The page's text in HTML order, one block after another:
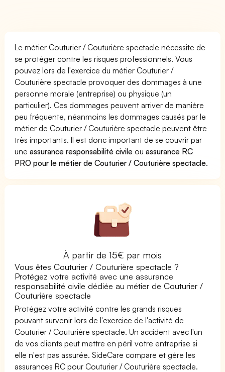
Le métier Couturier / Couturière spectacle nécessite de
se protéger contre les risques professionnels. Vous
pouvez lors de l'exercice du métier Couturier /
Couturière spectacle provoquer des dommages à une
personne morale (entreprise) ou physique (un
particulier). Ces dommages peuvent arriver de manière
peu fréquente, néanmoins les dommages causés par le
métier de Couturier / Couturière spectacle peuvent être
très importants. Il est donc important de se couvrir par
uneassurance responsabilité civile ouassurance RC
PRO pour le métier de Couturier / Couturière spectacle.
À partir de 15€ par mois
Vous êtes Couturier / Couturière spectacle ?
Protégez votre activité avec une assurance
responsabilité civile dédiée au métier de Couturier /
Couturière spectacle
Protégez votre activité contre les grands risques
pouvant survenir lors de l'exercice de l'activité de
Couturier / Couturière spectacle. Un accident avec l'un
de vos clients peut mettre en péril votre entreprise si
elle n'est pas assurée. SideCare compare et gère les
assurances RC pour Couturier / Couturière spectacle.